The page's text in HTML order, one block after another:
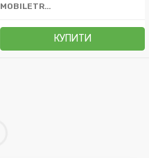
MOBILETRON
КУПИТИ